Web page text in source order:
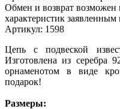
Обмен и возврат возможен
характеристик
Артикул: 1598
Цепь с подвеской
Изготовлена из серебра
орнаменотом в виде
подарок!
Размеры: